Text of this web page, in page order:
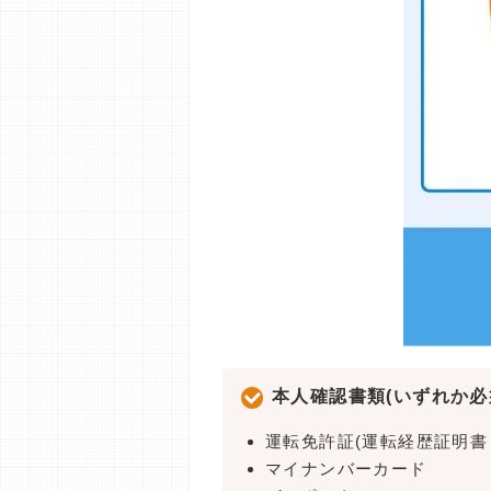
本人確認書類(いずれか
運転免許証(運転経歴証明書
マイナンバーカード